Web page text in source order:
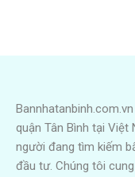
quận Tân Bình tại
người đang tìm kiếm
đầu tư. Chúng tôi